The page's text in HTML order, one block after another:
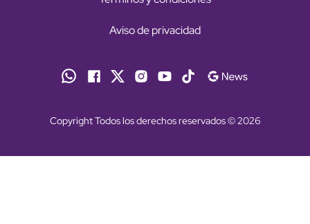
Aviso de privacidad
Copyright Todos los derechos reservados © 2026